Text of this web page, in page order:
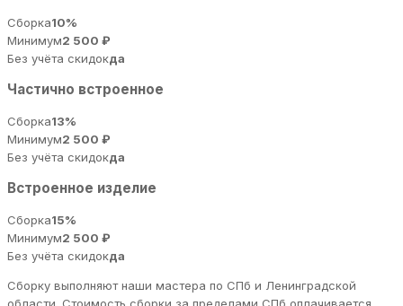
Сборка10%
Минимум2 500 ₽
Без учёта скидокда
Частично встроенное
Сборка13%
Минимум2 500 ₽
Без учёта скидокда
Встроенное изделие
Сборка15%
Минимум2 500 ₽
Без учёта скидокда
Сборку выполняют наши мастера по СПб и Ленинградской